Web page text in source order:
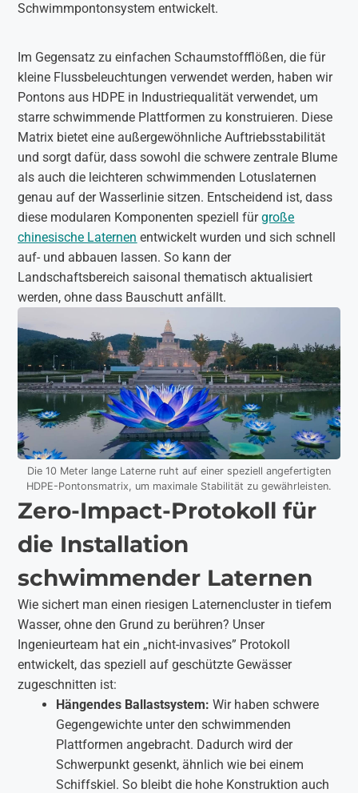
Schwimmpontonsystem entwickelt.
Im Gegensatz zu einfachen Schaumstoffflößen, die für
kleine Flussbeleuchtungen verwendet werden, haben wir
Pontons aus HDPE in Industriequalität verwendet, um
starre schwimmende Plattformen zu konstruieren. Diese
Matrix bietet eine außergewöhnliche Auftriebsstabilität
und sorgt dafür, dass sowohl die schwere zentrale Blume
als auch die leichteren schwimmenden Lotuslaternen
genau auf der Wasserlinie sitzen. Entscheidend ist, dass
diese modularen Komponenten speziell fürgroße
chinesische Laternen entwickelt wurden und sich schnell
auf- und abbauen lassen. So kann der
Landschaftsbereich saisonal thematisch aktualisiert
werden, ohne dass Bauschutt anfällt.
Die 10 Meter lange Laterne ruht auf einer speziell angefertigten
HDPE-Pontonsmatrix, um maximale Stabilität zu gewährleisten.
Zero-Impact-Protokoll für
die Installation
schwimmender Laternen
Wie sichert man einen riesigen Laternencluster in tiefem
Wasser, ohne den Grund zu berühren? Unser
Ingenieurteam hat ein „nicht-invasives” Protokoll
entwickelt, das speziell auf geschützte Gewässer
zugeschnitten ist:
Hängendes Ballastsystem: Wir haben schwere
Gegengewichte unter den schwimmenden
Plattformen angebracht. Dadurch wird der
Schwerpunkt gesenkt, ähnlich wie bei einem
Schiffskiel. So bleibt die hohe Konstruktion auch